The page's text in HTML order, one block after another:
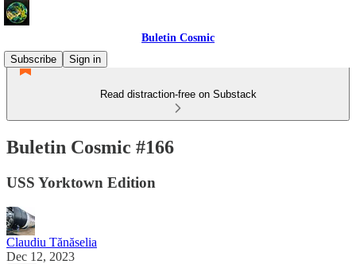
Buletin Cosmic
Subscribe
Sign in
Read distraction-free on Substack
Buletin Cosmic #166
USS Yorktown Edition
Claudiu Tănăselia
Dec 12, 2023